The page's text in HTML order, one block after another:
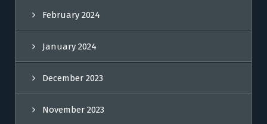
February 2024
January 2024
December 2023
November 2023